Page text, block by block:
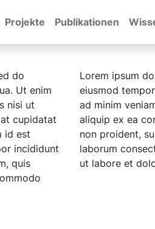
Projekte Publikationen
do
Ut enim
nisi ut
cupidatat
id est
incididunt
quis
Lorem ipsum
eiusmod
ad minim
aliquip ex ea
non proident,
laborum
ut labore et